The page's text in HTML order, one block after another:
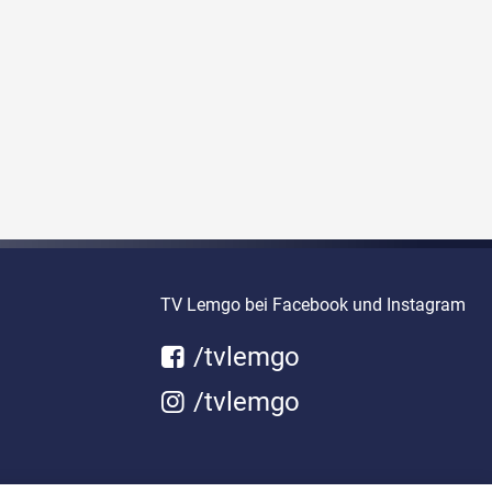
TV Lemgo bei Facebook und Instagram
/tvlemgo
/tvlemgo